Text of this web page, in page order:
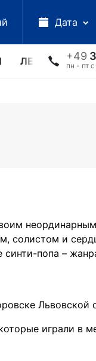
Дата
+49
пн - пт
ЛЕКЦИИ
солистом и
синти-попа –
Львовской
играли в